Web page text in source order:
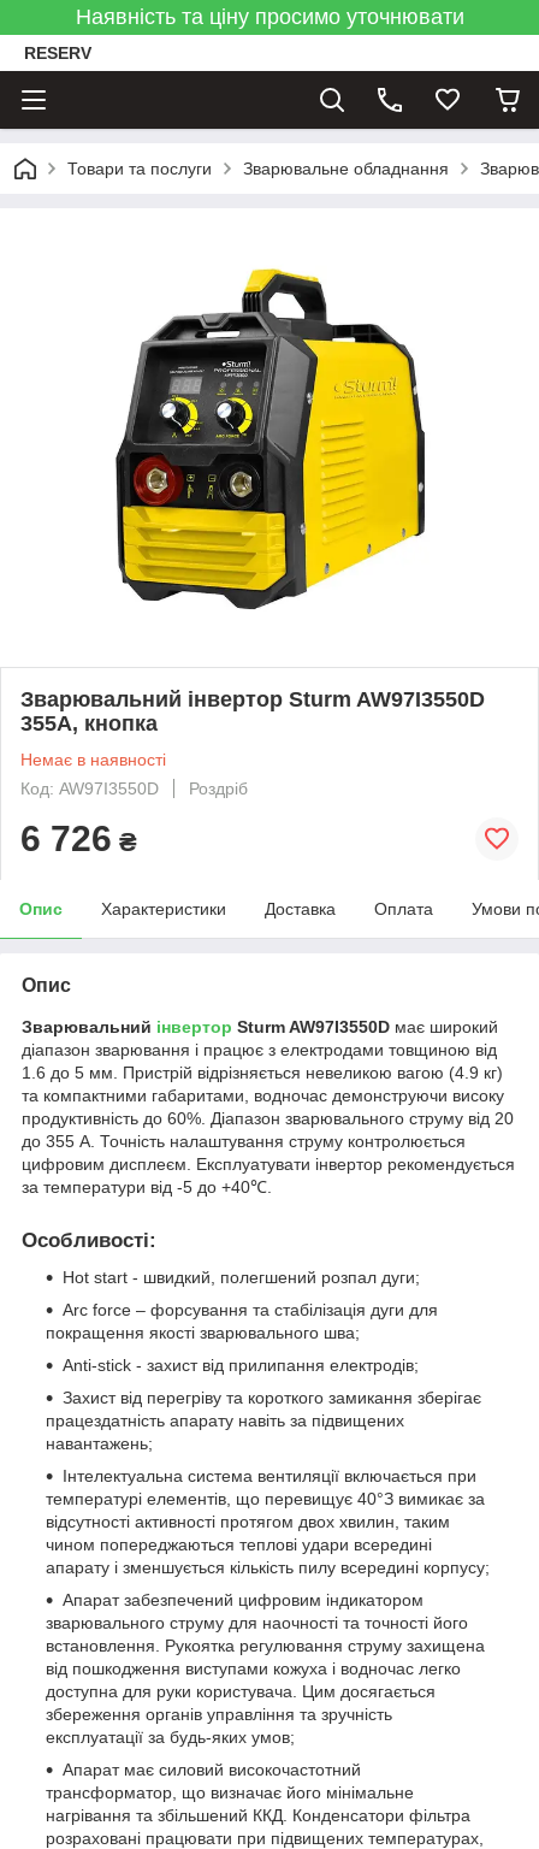
Наявність та ціну просимо уточнювати
RESERV
Товари та послуги Зварювальне обладнання
Зварювальний інвертор Sturm AW97I3550D
355А, кнопка
Немає в наявності
Код: AW97I3550D
Роздріб
6 726 ₴
Опис Характеристики Доставка Оплата Умови
Опис
Зварювальний інвертор Sturm AW97I3550D має широкий
діапазон зварювання і працює з електродами товщиною від
1.6 до 5 мм. Пристрій відрізняється невеликою вагою (4.9 кг)
та компактними габаритами, водночас демонструючи високу
продуктивність до 60%. Діапазон зварювального струму від 20
до 355 А. Точність налаштування струму контролюється
цифровим дисплеєм. Експлуатувати інвертор рекомендується
за температури від -5 до +40℃.
Особливості:
Hot start - швидкий, полегшений розпал дуги;
Arc force – форсування та стабілізація дуги для
покращення якості зварювального шва;
Anti-stick - захист від прилипання електродів;
Захист від перегріву та короткого замикання зберігає
працездатність апарату навіть за підвищених
навантажень;
Інтелектуальна система вентиляції включається при
температурі елементів, що перевищує 40°З вимикає за
відсутності активності протягом двох хвилин, таким
чином попереджаються теплові удари всередині
апарату і зменшується кількість пилу всередині корпусу;
Апарат забезпечений цифровим індикатором
зварювального струму для наочності та точності його
встановлення. Рукоятка регулювання струму захищена
від пошкодження виступами кожуха і водночас легко
доступна для руки користувача. Цим досягається
збереження органів управління та зручність
експлуатації за будь-яких умов;
Апарат має силовий високочастотний
трансформатор, що визначає його мінімальне
нагрівання та збільшений ККД. Конденсатори фільтра
розраховані працювати при підвищених температурах,